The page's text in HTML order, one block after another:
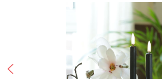
Bildergalerie überspringen